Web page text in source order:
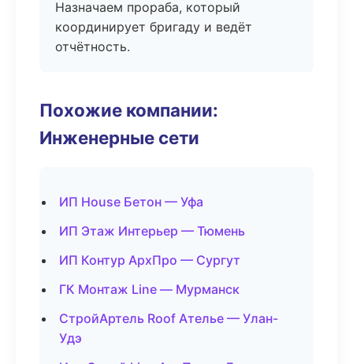
Назначаем прораба, который
координирует бригаду и ведёт
отчётность.
Похожие компании:
Инженерные сети
ИП House Бетон — Уфа
ИП Этаж Интерьер — Тюмень
ИП Контур АрхПро — Сургут
ГК Монтаж Line — Мурманск
СтройАртель Roof Ателье — Улан-
Удэ